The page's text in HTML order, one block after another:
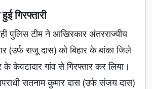
गिरफ्तारी
पुलिस टीम ने आखिरकार अंतरराज्यीय
(उर्फ राजू दास) को बिहार के बांका जिले
के केवटादार गांव से गिरफ्तार कर लिया।
सतनाम कुमार दास (उर्फ संजय दास)